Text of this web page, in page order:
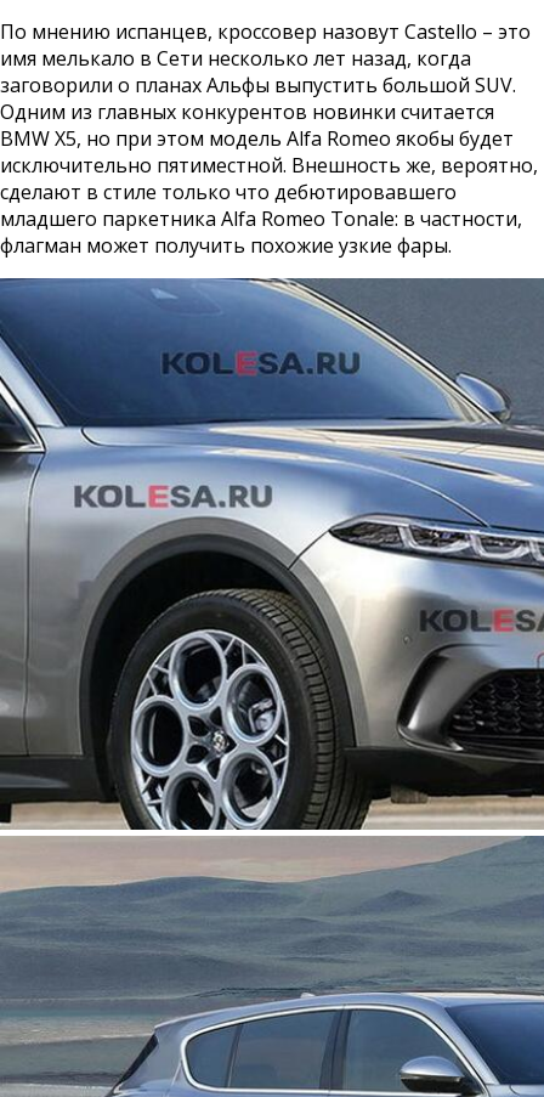
По мнению испанцев, кроссовер назовут Castello – это
имя мелькало в Сети несколько лет назад, когда
заговорили о планах Альфы выпустить большой SUV.
Одним из главных конкурентов новинки считается
BMW X5, но при этом модель Alfa Romeo якобы будет
исключительно пятиместной. Внешность же, вероятно,
сделают в стиле только что дебютировавшего
младшего паркетника Alfa Romeo Tonale: в частности,
флагман может получить похожие узкие фары.